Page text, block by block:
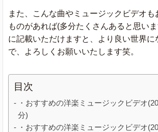
また、こんな曲やミュージックビデオも
ものがあれば(多分たくさんあると思い
に記載いただけますと、より良い世界に
で、よろしくお願いいたします笑。
目次
・おすすめの洋楽ミュージックビデオ
分)
・おすすめの洋楽ミュージックビデオ